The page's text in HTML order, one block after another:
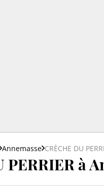
Annemasse CRÈCHE DU
PERRIER à